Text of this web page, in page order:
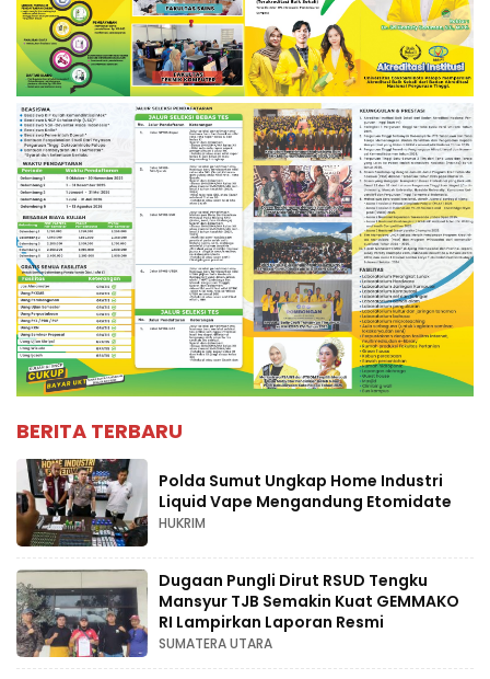
BERITA TERBARU
Polda Sumut Ungkap Home Industri
Liquid Vape Mengandung Etomidate
HUKRIM
Dugaan Pungli Dirut RSUD Tengku
Mansyur TJB Semakin Kuat GEMMAKO
RI Lampirkan Laporan Resmi
SUMATERA UTARA